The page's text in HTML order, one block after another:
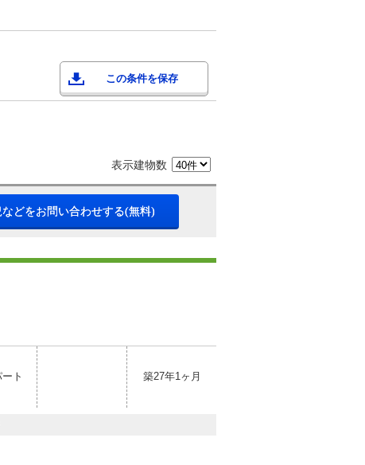
この条件を保存
表示建物数
などをお問い合わせする(無料)
ト 築27年1ヶ月